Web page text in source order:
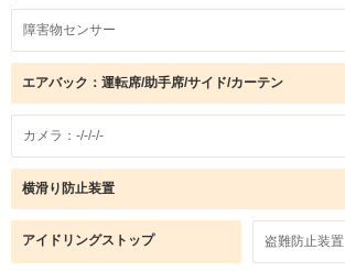
障害物センサー
エアバック：運転席/助手席/サイド/カーテン
カメラ：-/-/-/-
横滑り防止装置
アイドリングストップ 盗難防止装置